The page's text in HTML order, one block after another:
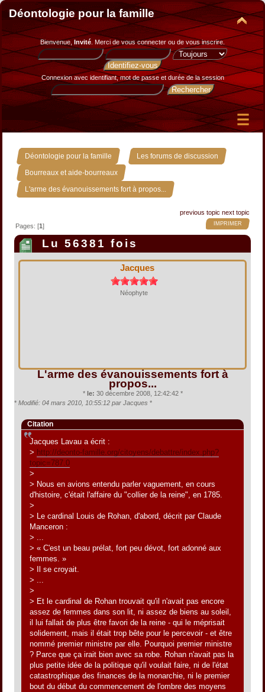
Déontologie pour la famille
Bienvenue, Invité. Merci devous connecter ou de vous inscrire.
Connexion avec identifiant, mot de passe et durée de la session
Déontologie pour la famille » Les forums de discussion »
Bourreaux et aide-bourreaux »
L'arme des évanouissements fort à propos...
previous topic next topic
IMPRIMER
Pages: [1]
Lu 56381 fois
Jacques
Néophyte
L'arme des évanouissements fort à
propos...
* le: 30 décembre 2008, 12:42:42 *
* Modifié: 04 mars 2010, 10:55:12 par Jacques *
Citation
Jacques Lavau a écrit :
> http://deonto-famille.org/citoyens/debattre/index.php?
topic=787.0
>
> Nous en avions entendu parler vaguement, en cours
d'histoire, c'était l'affaire du "collier de la reine", en 1785.
>
> Le cardinal Louis de Rohan, d'abord, décrit par Claude
Manceron :
> ...
> « C'est un beau prélat, fort peu dévot, fort adonné aux
femmes. »
> Il se croyait.
> ...
>
> Et le cardinal de Rohan trouvait qu'il n'avait pas encore
assez de femmes dans son lit, ni assez de biens au soleil,
il lui fallait de plus être favori de la reine - qui le méprisait
solidement, mais il était trop bête pour le percevoir - et être
nommé premier ministre par elle. Pourquoi premier ministre
? Parce que ça irait bien avec sa robe. Rohan n'avait pas la
plus petite idée de la politique qu'il voulait faire, ni de l'état
catastrophique des finances de la monarchie, ni le premier
bout du début du commencement de l'ombre des moyens